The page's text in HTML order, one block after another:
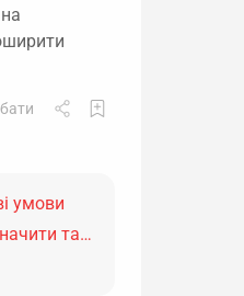
умови
та…